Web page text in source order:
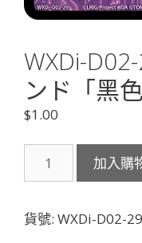
WXDi-
ンド「黑
$1.00
D02-
ワ
加入購
貨號: WXDi-D02-29